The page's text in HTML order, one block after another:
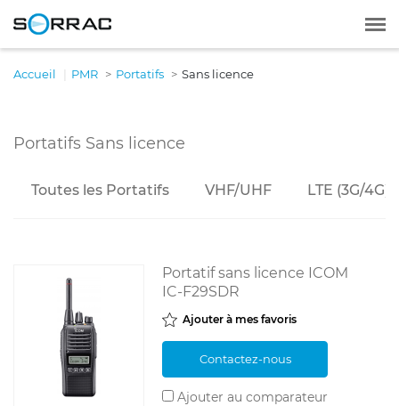
Accueil PMR Portatifs Sans licence
Portatifs Sans licence
Toutes les Portatifs VHF/UHF LTE (3G/4G)
Portatif sans licence ICOM
IC-F29SDR
Ajouter à mes favoris
Contactez-nous
Ajouter au comparateur